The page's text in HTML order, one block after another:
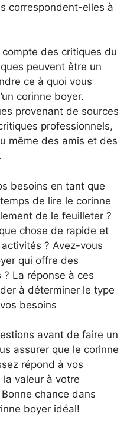
correspondent-elles à
des critiques du
peuvent être un
ce à quoi vous
corinne boyer.
provenant de sources
professionnels,
même des amis et des
besoins en tant que
de lire le corinne
de le feuilleter ?
chose de rapide et
? Avez-vous
qui offre des
La réponse à ces
à déterminer le type
besoins
avant de faire un
assurer que le corinne
répond à vos
valeur à votre
chance dans
boyer idéal!